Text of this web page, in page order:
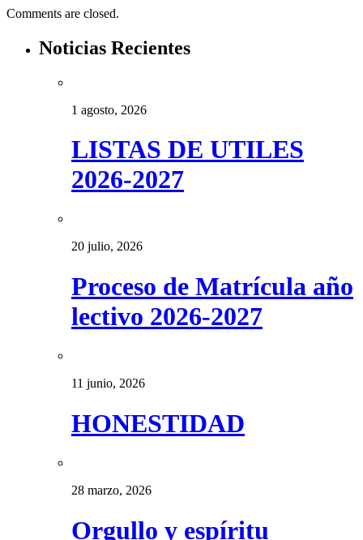
Comments are closed.
Noticias Recientes
1 agosto, 2026
LISTAS DE UTILES
2026-2027
20 julio, 2026
Proceso de Matrícula año
lectivo 2026-2027
11 junio, 2026
HONESTIDAD
28 marzo, 2026
Orgullo y espíritu